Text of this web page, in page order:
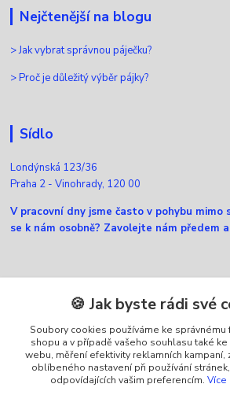
Nejčtenější na blogu
>Jak vybrat správnou páječku?
>Proč je důležitý výběr pájky?
Sídlo
Londýnská 123/36
Praha 2 - Vinohrady, 120 00
V pracovní dny jsme často v pohybu mimo
se k nám osobně? Zavolejte nám předem
Kontakty
Zákaznická podpora Ellfox
+420 725 430 040
(Po-Pá, 8-16 hod.)
🍪 Jak byste rádi své
Soubory cookies používáme ke
shopu a v případě vašeho souhlasu také
webu, měření efektivity reklamních kampaní,
oblíbeného nastavení při používání
odpovídajících vašim preferencím. Více